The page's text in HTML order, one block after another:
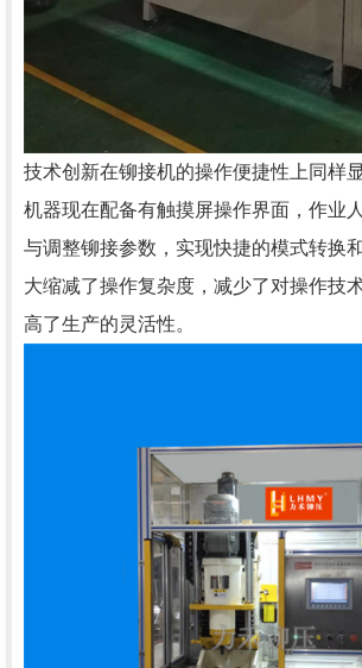
技术创新在铆接机的操作便捷性上同样
机器现在配备有触摸屏操作界面，作业
与调整铆接参数，实现快捷的模式转换
大缩减了操作复杂度，减少了对操作技
高了生产的灵活性。